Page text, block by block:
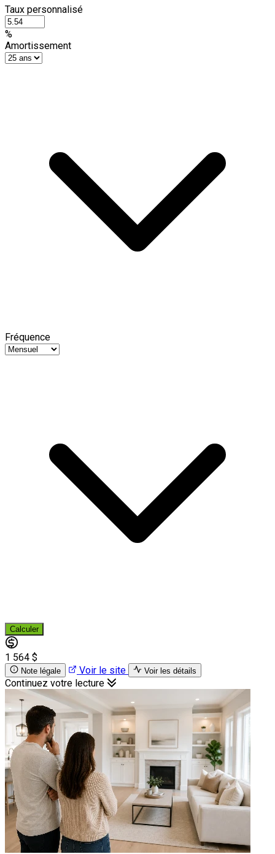
Taux personnalisé
%
Amortissement
Fréquence
Calculer
1 564 $
Note légale Voir le site Voir les détails
Continuez votre lecture